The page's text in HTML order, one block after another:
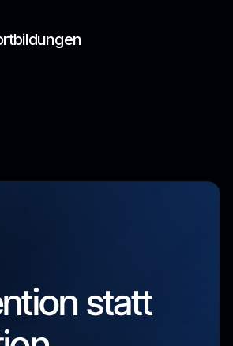
statt